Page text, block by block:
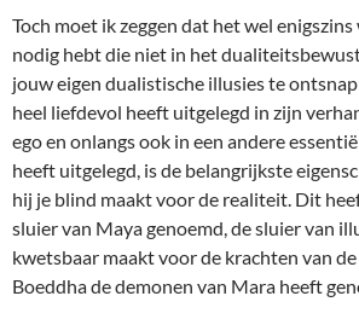
Toch moet ik zeggen dat het wel
nodig hebt die niet in het
jouw eigen dualistische illusies te
heel liefdevol heeft uitgelegd in zijn
ego en onlangs ook in een andere
heeft uitgelegd, is de belangrijkste
hij je blind maakt voor de realiteit. Dit
sluier van Maya genoemd, de sluier van
kwetsbaar maakt voor de krachten van
Boeddha de demonen van Mara heeft